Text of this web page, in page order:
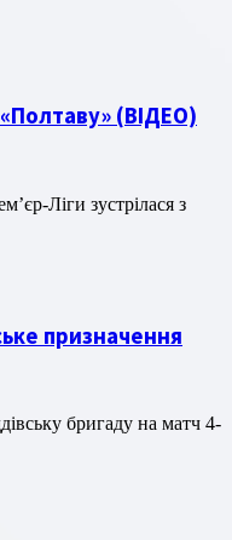
(ВІДЕО)
призначення